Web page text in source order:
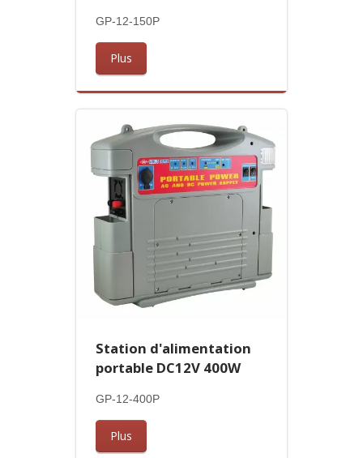
GP-12-150P
Plus
Station d'alimentation
portable DC12V 400W
GP-12-400P
Plus